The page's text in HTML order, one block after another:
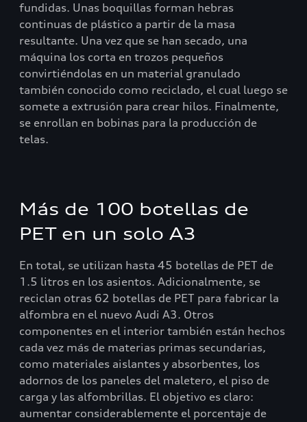
fundidas. Unas boquillas forman hebras
continuas de plástico a partir de la masa
resultante. Una vez que se han secado, una
máquina los corta en trozos pequeños
convirtiéndolas en un material granulado
también conocido como reciclado, el cual luego se
somete a extrusión para crear hilos. Finalmente,
se enrollan en bobinas para la producción de
telas.
Más de 100 botellas de
PET en un solo A3
En total, se utilizan hasta 45 botellas de PET de
1.5 litros en los asientos. Adicionalmente, se
reciclan otras 62 botellas de PET para fabricar la
alfombra en el nuevo Audi A3. Otros
componentes en el interior también están hechos
cada vez más de materias primas secundarias,
como materiales aislantes y absorbentes, los
adornos de los paneles del maletero, el piso de
carga y las alfombrillas. El objetivo es claro:
aumentar considerablemente el porcentaje de